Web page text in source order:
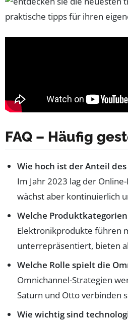
FAQ – Häufig
Wie hoch ist der Anteil
Im Jahr 2023 lag der
wächst aber kontinuierlich
Welche
Elektronikprodukte führen
unterrepräsentiert, bieten
Welche Rolle spielt die
Omnichannel-Strategien
Saturn und Otto verbinden
Wie wichtig sind